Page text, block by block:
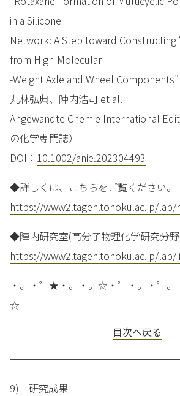
in a Silicone
Network: A Step toward Constructing
from High-Molecular
-Weight Axle and Wheel Components”
丸林弘典、陣内浩司 et al.
Angewandte Chemie International
の化学専門誌）
DOI： 10.1002/anie.202304493
◆詳しくは、こちらをご覧ください。
https://www2.tagen.tohoku.ac.jp/
◆陣内研究室(高分子物理化学研究分
https://www2.tagen.tohoku.ac.jp/lab/
・。・゜★・。・。☆・゜・。・゜。
☆
目次へ戻る
9) 研究成果